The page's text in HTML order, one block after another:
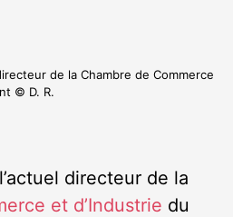
de la Chambre de Commerce
© D. R.
directeur de la
et d’Industrie du